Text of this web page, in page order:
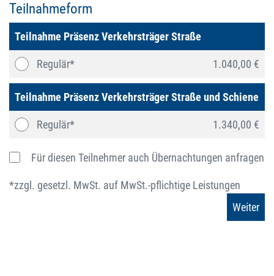
Teilnahmeform
Teilnahme Präsenz Verkehrsträger Straße
Regulär* 1.040,00 €
Teilnahme Präsenz Verkehrsträger Straße und Schiene
Regulär* 1.340,00 €
Für diesen Teilnehmer auch Übernachtungen anfragen
*zzgl. gesetzl. MwSt. auf MwSt.-pflichtige Leistungen